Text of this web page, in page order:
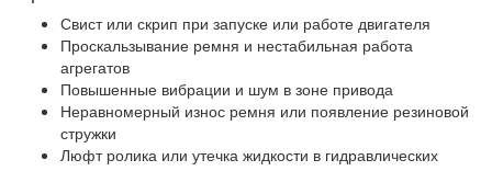
Свист или скрип при запуске или работе двигателя
Проскальзывание ремня и нестабильная работа
агрегатов
Повышенные вибрации и шум в зоне привода
Неравномерный износ ремня или появление резиновой
стружки
Люфт ролика или утечка жидкости в гидравлических